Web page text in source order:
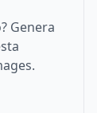
Genera